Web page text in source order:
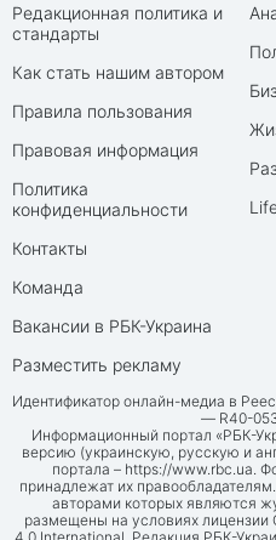
Редакционная политика и
стандарты
Как стать нашим автором
Правила пользования
Правовая информация
Политика
конфиденциальности
Контакты
Команда
Вакансии в РБК-Украина
Разместить рекламу
Идентификатор онлайн-медиа в
— R40-
Информационный портал «РБК-
версию (украинскую, русскую и
портала – https://www.rbc.ua .
принадлежат их
авторами которых являются
размещены на условиях лицензии